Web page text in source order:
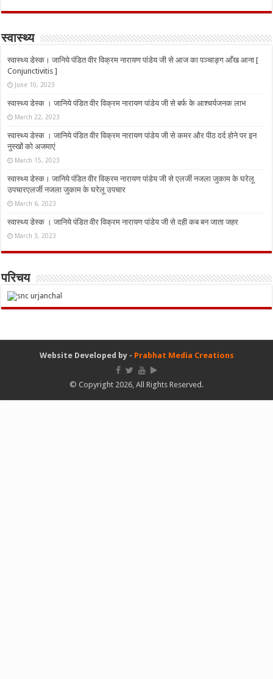
स्वास्थ्य
स्वास्थ्य डेस्क। जानिये पंडित वीर विक्रम नारायण पांडेय जी से आज का पञ्चाङ्ग आँख आना [
Conjunctivitis ]
June 10, 2023
स्वास्थ्य डेस्क । जानिये पंडित वीर विक्रम नारायण पांडेय जी से बर्फ के आश्चर्यजनक लाभ
March 22, 2023
स्वास्थ्य डेस्क । जानिये पंडित वीर विक्रम नारायण पांडेय जी से कमर और पीठ दर्द होने पर इन
नुस्‍खों को अजमाएं
March 15, 2023
स्वास्थ्य डेस्क। जानिये पंडित वीर विक्रम नारायण पांडेय जी से एलर्जी नजला जुकाम के घरेलू
उपचारएलर्जी नजला जुकाम के घरेलू उपचार
March 6, 2023
स्वास्थ्य डेस्क । जानिये पंडित वीर विक्रम नारायण पांडेय जी से दही कब बन जाता जहर
March 3, 2023
परिचय
Website Developed by - Prabhat Media Creations
© Copyright 2026, All Rights Reserved.